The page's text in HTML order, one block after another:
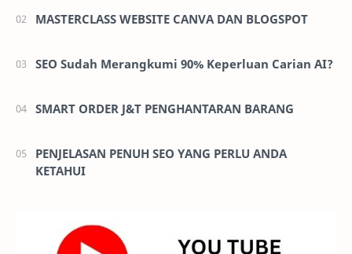
MASTERCLASS WEBSITE CANVA DAN BLOGSPOT
SEO Sudah Merangkumi 90% Keperluan Carian AI?
SMART ORDER J&T PENGHANTARAN BARANG
PENJELASAN PENUH SEO YANG PERLU ANDA
KETAHUI